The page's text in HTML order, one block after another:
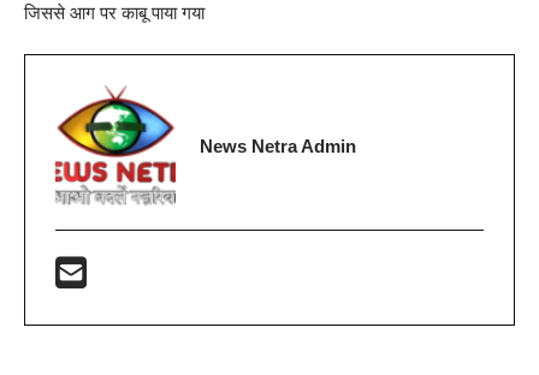
जिससे आग पर काबू पाया गया
News Netra Admin